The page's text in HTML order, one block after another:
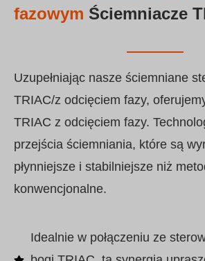
fazowym Ściemniacze
Uzupełniając nasze ściemniane
TRIAC/z odcięciem fazy,
TRIAC z odcięciem fazy.
przejścia ściemniania, które są
płynniejsze i stabilniejsze niż
konwencjonalne.
Idealnie w połączeniu ze